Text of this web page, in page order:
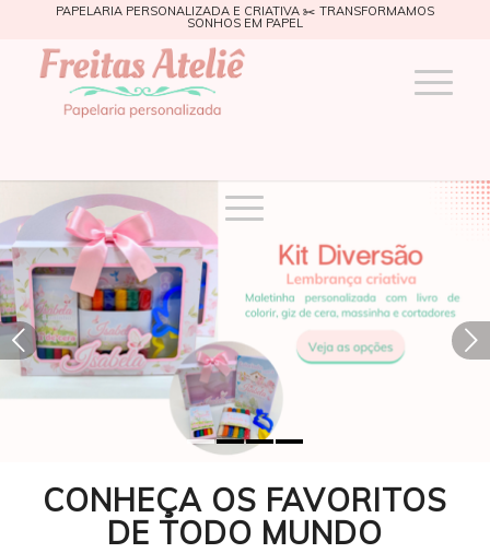
PAPELARIA PERSONALIZADA E CRIATIVA ✂️ TRANSFORMAMOS
SONHOS EM PAPEL
Próximo
CONHEÇA OS FAVORITOS
DE TODO MUNDO